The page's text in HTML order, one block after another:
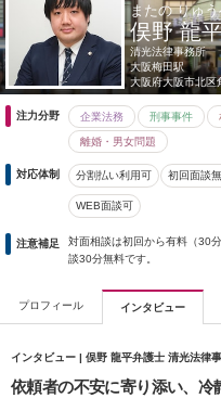
またの りゅ
俣野 龍
清光法律事務所
大阪梅田駅
大阪府大阪市北区
注力分野 企業法務 刑事事件
離婚・男女問題
対応体制 分割払い利用可 初回面談
WEB面談可
注意補足
対面相談は初回から有料（30
談30分無料です。
プロフィール インタビュー
インタビュー | 俣野 龍平弁護士 清光法律
依頼者の不安に寄り添い、冷